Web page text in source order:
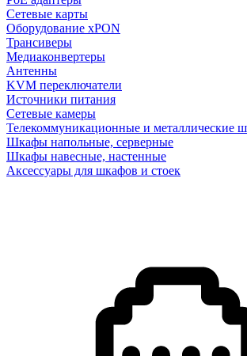
Сетевые карты
Оборудование xPON
Трансиверы
Медиаконвертеры
Антенны
KVM переключатели
Источники питания
Сетевые камеры
Телекоммуникационные и металлические
Шкафы напольные, серверные
Шкафы навесные, настенные
Аксессуары для шкафов и стоек